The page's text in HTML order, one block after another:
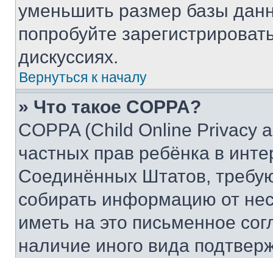
уменьшить размер базы
попробуйте
дискуссиях.
Вернуться к началу
» Что такое COPPA?
COPPA (Child Online Privacy
частных прав ребёнка в
Соединённых Штатов,
собирать информацию от
иметь на это письменное
наличие иного вида